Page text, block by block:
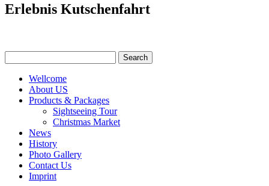
Erlebnis Kutschenfahrt
Wellcome
About US
Products & Packages
Sightseeing Tour
Christmas Market
News
History
Photo Gallery
Contact Us
Imprint